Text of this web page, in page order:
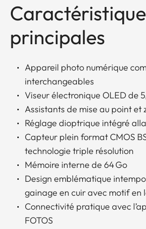
principales
Appareil photo numérique
interchangeables
Viseur électronique OLED de
Assistants de mise au point et
Réglage dioptrique intégré
Capteur plein format CMOS
technologie triple résolution
Mémoire interne de 64 Go
Design emblématique
gainage en cuir avec motif en
Connectivité pratique avec
FOTOS